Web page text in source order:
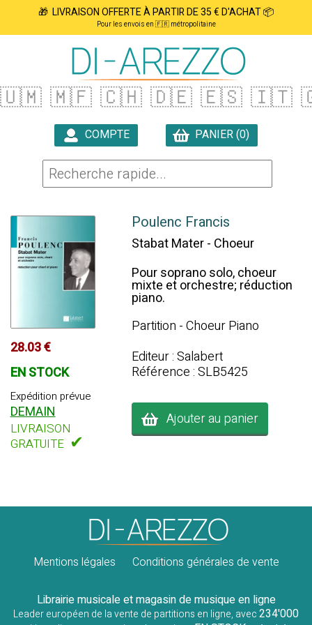
🎁 LIVRAISON OFFERTE À PARTIR DE 35 € D'ACHAT 📦
Pour les envois en 🇫🇷 métropolitaine
🇺🇲 🇲🇫 🇨🇭 🇩🇪 🇪🇸 🇮🇹
COMPTE
PANIER (0)
28.03 €
EN STOCK
Expédition prévue
DEMAIN
LIVRAISON
GRATUITE ✔
Poulenc Francis
Stabat Mater - Choeur
Pour soprano solo, choeur
mixte et orchestre; réduction
piano.
Partition - Choeur Piano
Editeur : Salabert
Référence : SLB5425
Ajouter au panier
Mentions légales Conditions générales de vente
Librairie musicale et magasin de musique en ligne
Leader européen de la vente de partitions en ligne, avec234'000